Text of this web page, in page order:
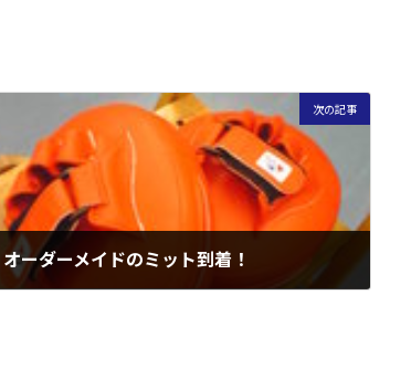
次の記事
オーダーメイドのミット到着！